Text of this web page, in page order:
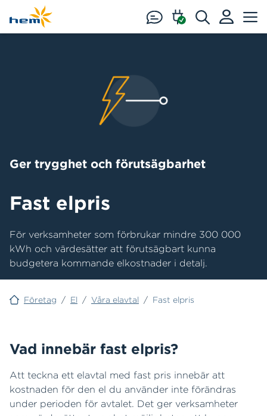
Hoppa till huvudinnehåll
Fast elpris
Ger trygghet och förutsägbarhet
För verksamheter som förbrukar mindre 300 000
kWh och värdesätter att förutsägbart kunna
budgetera kommande elkostnader i detalj.
Företag / El / Våra elavtal / Fast elpris
Vad innebär fast elpris?
Att teckna ett elavtal med fast pris innebär att
kostnaden för den el du använder inte förändras
under perioden för avtalet. Det ger verksamheter